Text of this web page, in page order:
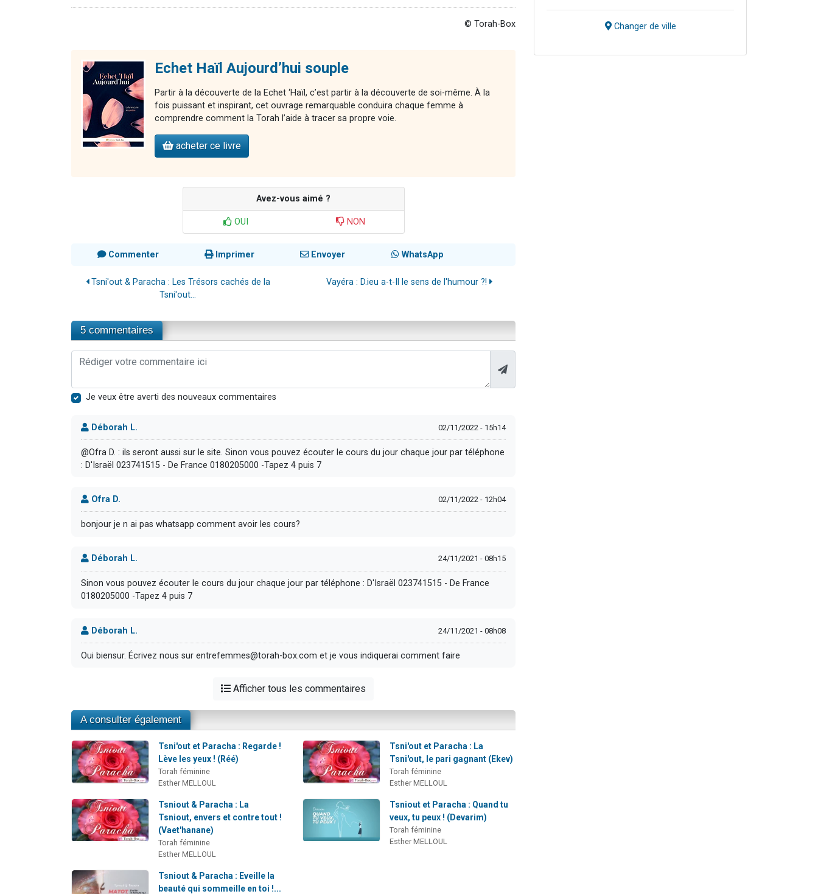
© Torah-Box
Echet Haïl Aujourd’hui souple
Partir à la découverte de la Echet ‘Haïl, c’est partir à la découverte de soi-même. À la
fois puissant et inspirant, cet ouvrage remarquable conduira chaque femme à
comprendre comment la Torah l’aide à tracer sa propre voie.
acheter ce livre
Avez-vous aimé ?
OUI NON
Commenter Imprimer Envoyer WhatsApp
Tsni'out & Paracha : Les Trésors cachés de la
Tsni'out...
Vayéra : D.ieu a-t-Il le sens de l'humour ?!
5 commentaires
Je veux être averti des nouveaux commentaires
Déborah L. 02/11/2022 - 15h14
@Ofra D. : ils seront aussi sur le site. Sinon vous pouvez écouter le cours du jour chaque jour par téléphone
: D'Israël 023741515 - De France 0180205000 -Tapez 4 puis 7
Ofra D. 02/11/2022 - 12h04
bonjour je n ai pas whatsapp comment avoir les cours?
Déborah L. 24/11/2021 - 08h15
Sinon vous pouvez écouter le cours du jour chaque jour par téléphone : D'Israël 023741515 - De France
0180205000 -Tapez 4 puis 7
Déborah L. 24/11/2021 - 08h08
Oui biensur. Écrivez nous sur entrefemmes@torah-box.com et je vous indiquerai comment faire
Afficher tous les commentaires
A consulter également
Tsni'out et Paracha : Regarde !
Lève les yeux ! (Réé)
Torah féminine
Esther MELLOUL
Tsni'out et Paracha : La
Tsni'out, le pari gagnant (Ekev)
Torah féminine
Esther MELLOUL
Tsniout & Paracha : La
Tsniout, envers et contre tout !
(Vaet'hanane)
Torah féminine
Esther MELLOUL
Tsniout et Paracha : Quand tu
veux, tu peux ! (Devarim)
Torah féminine
Esther MELLOUL
Tsniout & Paracha : Eveille la
beauté qui sommeille en toi !...
Changer de ville